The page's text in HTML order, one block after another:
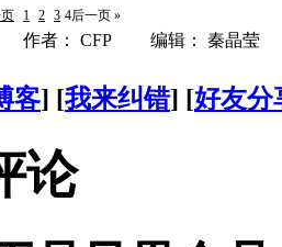
1 2 3 4后一页 »
作者： CFP 编辑： 秦晶莹
客] [我来纠错] [好友分
论